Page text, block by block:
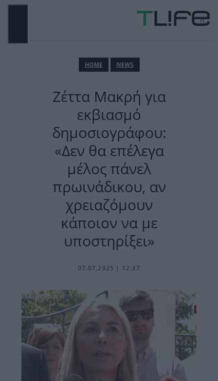
Μετάβαση
ΗΟΜΕ NEWS
Ζέττα Μακρή για
εκβιασμό
δημοσιογράφου:
«Δεν θα επέλεγα
μέλος πάνελ
πρωινάδικου, αν
χρειαζόμουν
κάποιον να με
υποστηρίξει»
07.07.2025 | 12:37